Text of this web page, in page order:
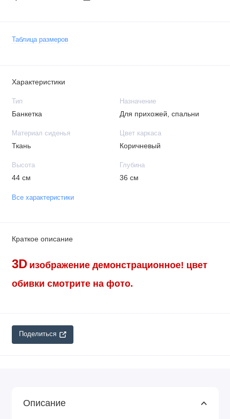
Таблица размеров
Характеристики
Тип
Банкетка
Назначение
Для прихожей, спальни
Материал сиденья
Ткань
Цвет каркаса
Коричневый
Высота
44 см
Глубина
36 см
Все характеристики
Краткое описание
3D изображение демонстрационное! цвет
обивки смотрите на фото.
Поделиться
Описание